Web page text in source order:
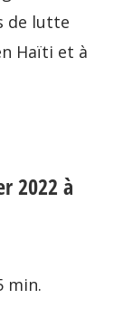
de lutte
Haïti et à
2022 à
min.